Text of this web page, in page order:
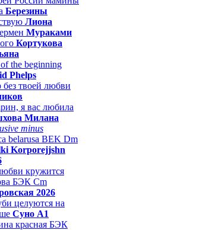
Березины
Лиона
Мураками
Кортукова
the beginning
Phelps
твоей любви
я вас любила
Милана
minus
belarusa BEK Dm
Korporejjshn
кружится
БЭК Cm
2026
целуются на
Суно А1
красная БЭК